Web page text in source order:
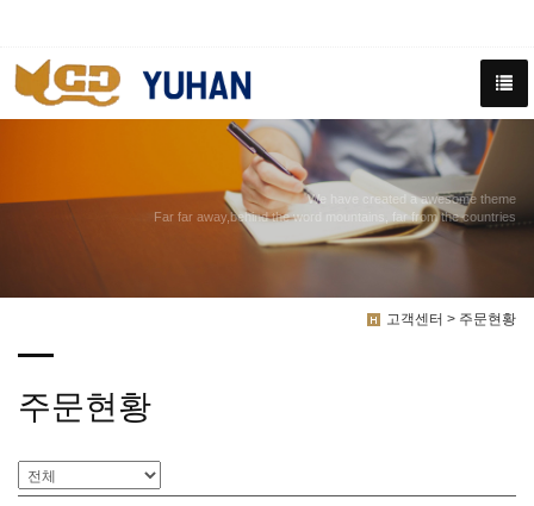
We have created a awesome theme
Far far away,behind the word mountains, far from the countries
고객센터 > 주문현황
주문현황